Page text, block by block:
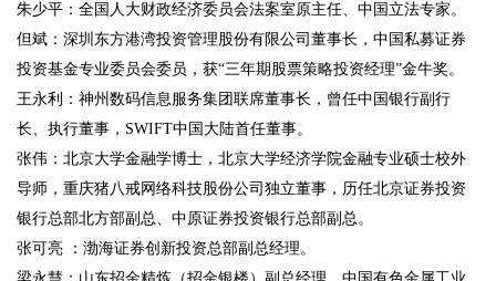
朱少平：全国人大财政经济委员会法案室原主任、中国立法专家。
但斌：深圳东方港湾投资管理股份有限公司董事长，中国私募证券
投资基金专业委员会委员，获“三年期股票策略投资经理”金牛奖。
王永利：神州数码信息服务集团联席董事长，曾任中国银行副行
长、执行董事，SWIFT中国大陆首任董事。
张伟：北京大学金融学博士，北京大学经济学院金融专业硕士校外
导师，重庆猪八戒网络科技股份公司独立董事，历任北京证券投资
银行总部北方部副总、中原证券投资银行总部副总。
张可亮 ：渤海证券创新投资总部副总经理。